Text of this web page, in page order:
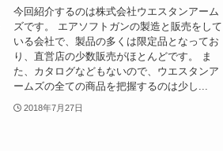
今回紹介するのは株式会社ウエスタンアーム
ズです。 エアソフトガンの製造と販売をして
いる会社で、製品の多くは限定品となってお
り、直営店の少数販売がほとんどです。 ま
た、カタログなどもないので、ウエスタンア
ームズの全ての商品を把握するのは少し...
2018年7月27日